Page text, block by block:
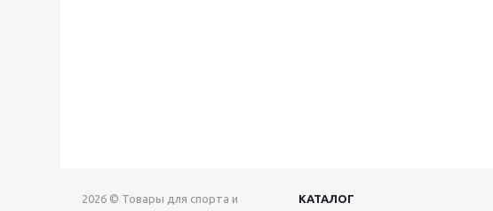
2026 © Товары для спорта и
КАТАЛОГ